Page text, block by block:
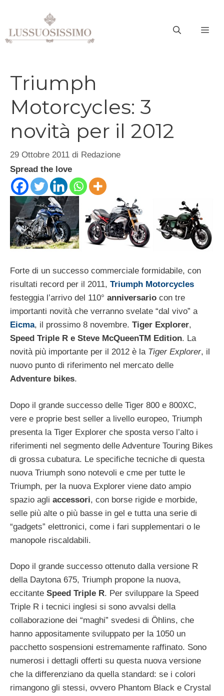
contenuto
Triumph
Motorcycles: 3
novità per il 2012
29 Ottobre 2011 di Redazione
Spread the love
Forte di un successo commerciale formidabile, con
risultati record per il 2011, Triumph Motorcycles
festeggia l’arrivo del 110° anniversario con tre
importanti novità che verranno svelate “dal vivo” a
Eicma, il prossimo 8 novembre. Tiger Explorer,
Speed Triple R e Steve McQueenTM Edition. La
novità più importante per il 2012 è laTiger Explorer, il
nuovo punto di riferimento nel mercato delle
Adventure bikes.
Dopo il grande successo delle Tiger 800 e 800XC,
vere e proprie best seller a livello europeo, Triumph
presenta la Tiger Explorer che sposta verso l’alto i
riferimenti nel segmento delle Adventure Touring Bikes
di grossa cubatura. Le specifiche tecniche di questa
nuova Triumph sono notevoli e cme per tutte le
Triumph, per la nuova Explorer viene dato ampio
spazio agli accessori, con borse rigide e morbide,
selle più alte o più basse in gel e tutta una serie di
“gadgets” elettronici, come i fari supplementari o le
manopole riscaldabili.
Dopo il grande successo ottenuto dalla versione R
della Daytona 675, Triumph propone la nuova,
eccitante Speed Triple R. Per sviluppare la Speed
Triple R i tecnici inglesi si sono avvalsi della
collaborazione dei “maghi” svedesi di Öhlins, che
hanno appositamente sviluppato per la 1050 un
pacchetto sospensioni estremamente raffinato. Sono
numerosi i dettagli offerti su questa nuova versione
che la differenziano da quella standard: se i colori
rimangono gli stessi, ovvero Phantom Black e Crystal